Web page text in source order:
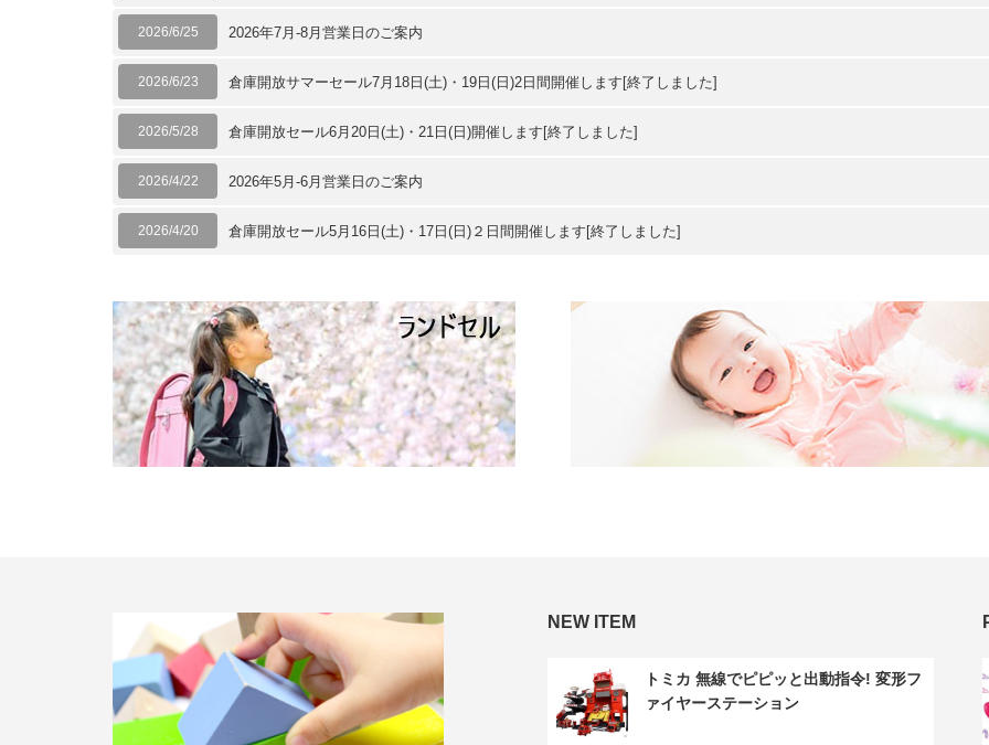
2026/6/25 2026年7月-8月営業日のご案内
2026/6/23 倉庫開放サマーセール7月18日(土)・19日(日)2日間開催します[終了しました]
2026/5/28 倉庫開放セール6月20日(土)・21日(日)開催します[終了しました]
2026/4/22 2026年5月-6月営業日のご案内
2026/4/20 倉庫開放セール5月16日(土)・17日(日)２日間開催します[終了しました]
NEW ITEM
トミカ 無線でピピッと出動指令! 変形フ
ァイヤーステーション